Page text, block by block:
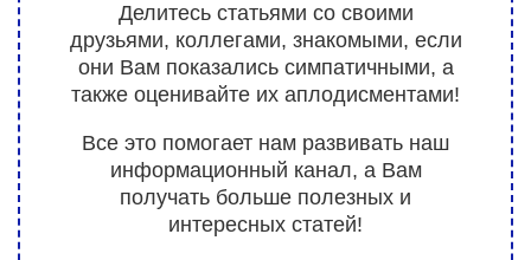
Делитесь статьями со своими
друзьями, коллегами, знакомыми, если
они Вам показались симпатичными, а
также оценивайте их аплодисментами!
Все это помогает нам развивать наш
информационный канал, а Вам
получать больше полезных и
интересных статей!